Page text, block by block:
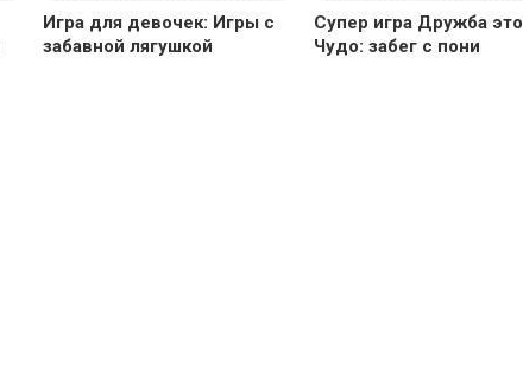
Игра для девочек: Игры с
забавной лягушкой
Супер игра Дружба это
Чудо: забег с пони